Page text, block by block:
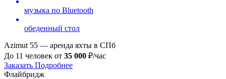
музыка по Bluetooth
обеденный стол
Azimut 55 — аренда яхты в СПб
До 11 человек от 35 000 ₽/час
Заказать Подробнее
Флайбридж